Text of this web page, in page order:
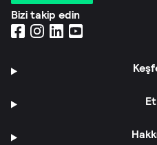
Bizi takip edin